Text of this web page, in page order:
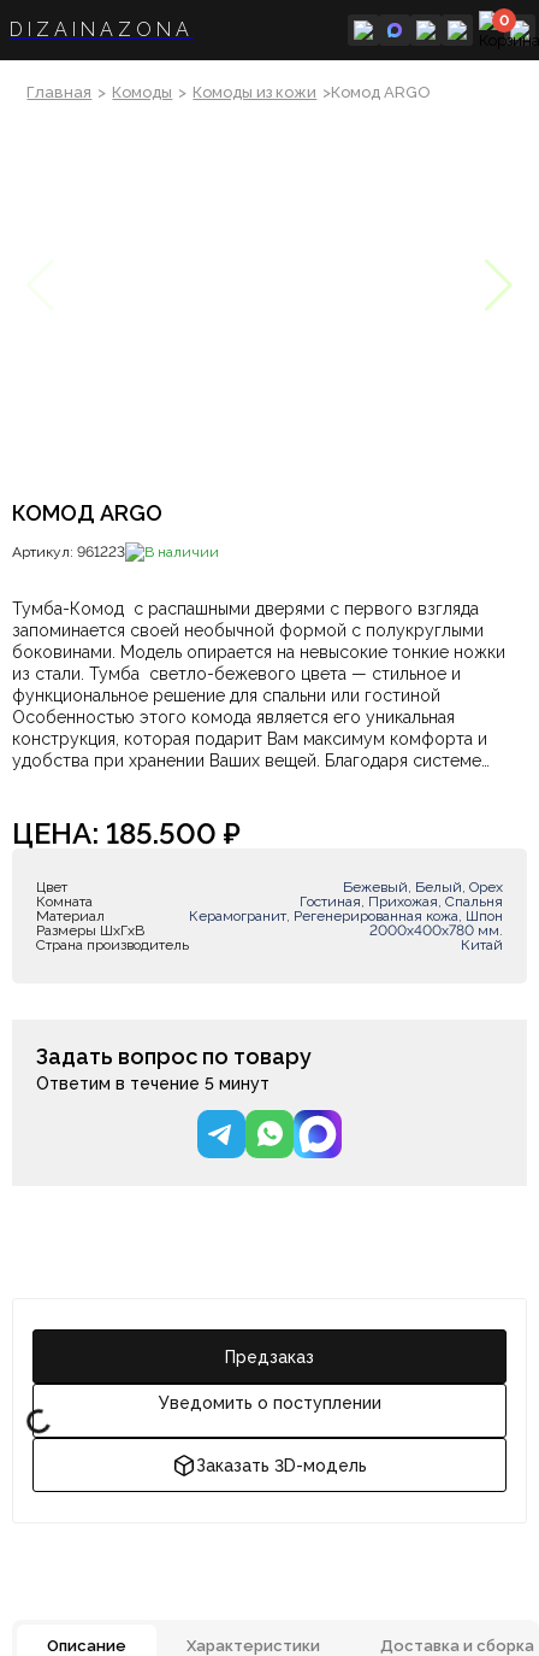
DIZAINAZONA 0
Главная > Комоды > Комоды из кожи >Комод ARGO
КОМОД ARGO
Артикул: 961223 В наличии
Предзаказ
Уведомить о поступлении
Заказать 3D-модель
Тумба-Комод с распашными дверями с первого взгляда
запоминается своей необычной формой с полукруглыми
боковинами. Модель опирается на невысокие тонкие ножки
из стали. Тумба светло-бежевого цвета — стильное и
функциональное решение для спальни или гостиной
Особенностью этого комода является его уникальная
конструкция, которая подарит Вам максимум комфорта и
удобства при хранении Ваших вещей. Благодаря системе
предметы без лишнего беспорядка. Закажите сейчас с
доставкой!
ЦЕНА: 185.500 ₽
Цвет
Бежевый, Белый, Орех
Комната
Гостиная, Прихожая, Спальня
Материал
Керамогранит, Регенерированная кожа, Шпон
Размеры ШxГxВ
2000х400х780 мм.
Страна производитель
Китай
Задать вопрос по товару
Ответим в течение 5 минут
Описание Характеристики Доставка и сборка